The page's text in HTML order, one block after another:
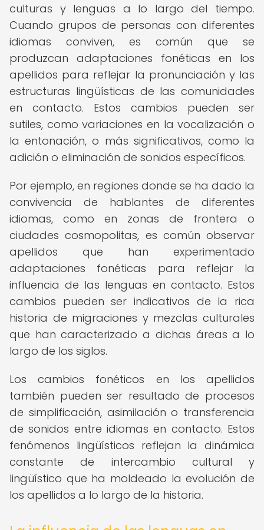
culturas y lenguas a lo largo del tiempo.
Cuando grupos de personas con diferentes
idiomas conviven, es común que se
produzcan adaptaciones fonéticas en los
apellidos para reflejar la pronunciación y las
estructuras lingüísticas de las comunidades
en contacto. Estos cambios pueden ser
sutiles, como variaciones en la vocalización o
la entonación, o más significativos, como la
adición o eliminación de sonidos específicos.
Por ejemplo, en regiones donde se ha dado la
convivencia de hablantes de diferentes
idiomas, como en zonas de frontera o
ciudades cosmopolitas, es común observar
apellidos que han experimentado
adaptaciones fonéticas para reflejar la
influencia de las lenguas en contacto. Estos
cambios pueden ser indicativos de la rica
historia de migraciones y mezclas culturales
que han caracterizado a dichas áreas a lo
largo de los siglos.
Los cambios fonéticos en los apellidos
también pueden ser resultado de procesos
de simplificación, asimilación o transferencia
de sonidos entre idiomas en contacto. Estos
fenómenos lingüísticos reflejan la dinámica
constante de intercambio cultural y
lingüístico que ha moldeado la evolución de
los apellidos a lo largo de la historia.